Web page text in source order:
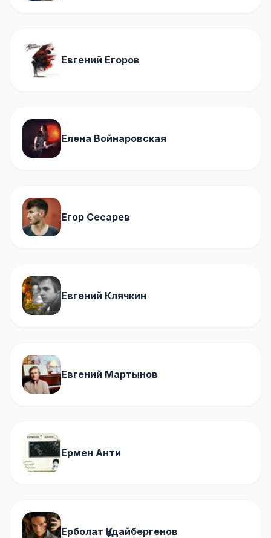
Евгений Егоров
Елена Войнаровская
Егор Сесарев
Евгений Клячкин
Евгений Мартынов
Ермен Анти
Ерболат Құдайбергенов